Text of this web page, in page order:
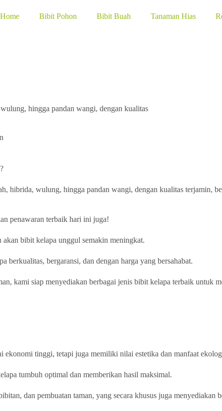
Home Bibit Pohon Bibit Buah Tanaman Hias
hingga pandan wangi, dengan kualitas
hibrida, wulung, hingga pandan wangi, dengan kualitas terjamin,
penawaran terbaik hari ini juga!
bibit kelapa unggul semakin meningkat.
berkualitas, bergaransi, dan dengan harga yang bersahabat.
kami siap menyediakan berbagai jenis bibit kelapa terbaik untuk
ekonomi tinggi, tetapi juga memiliki nilai estetika dan manfaat
tumbuh optimal dan memberikan hasil maksimal.
dan pembuatan taman, yang secara khusus juga menyediakan